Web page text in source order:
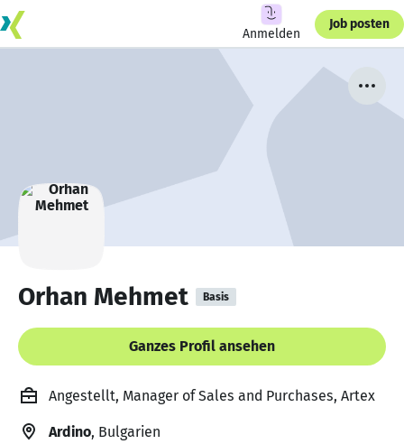
Anmelden
Job posten
Orhan Mehmet Basis
Ganzes Profil ansehen
Angestellt, Manager of Sales and Purchases, Artex
Ardino, Bulgarien